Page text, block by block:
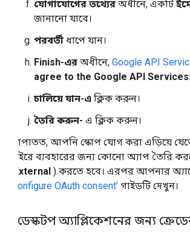
যোগাযোগের তথ্যের অধীনে, একটি
জানানো যাবে।
পরবর্তী ধাপে যান।
Finish-এর অধীনে, Google API
agree to the Google API
চালিয়ে যান-এ ক্লিক করুন।
তৈরি করুন- এ ক্লিক করুন।
আপাতত, আপনি স্কোপ যোগ করা এড়িয়ে
বাইরে ব্যবহারের জন্য কোনো অ্যাপ তৈরি
(External ) করতে হবে। এরপর আপনার
‘Configure OAuth consent’ গাইডটি দেখুন।
ডেস্কটপ অ্যাপ্লিকেশনের জন্য